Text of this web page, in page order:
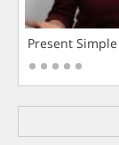
Present